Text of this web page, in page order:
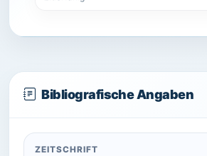
Bibliografische Angaben
ZEITSCHRIFT